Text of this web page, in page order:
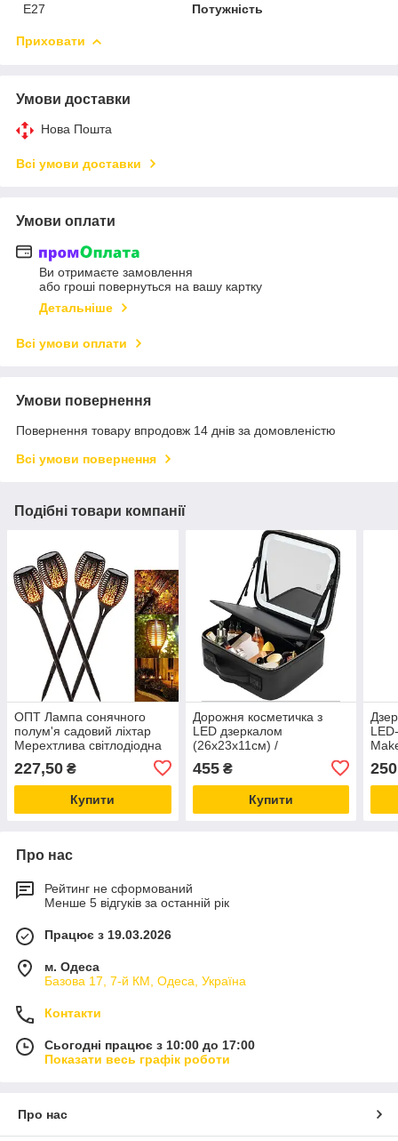
E27
Потужність
Приховати
Умови доставки
Нова Пошта
Всі умови доставки
Умови оплати
Ви отримаєте замовлення
або гроші повернуться на вашу картку
Детальніше
Всі умови оплати
Умови повернення
Повернення товару впродовж 14 днів за домовленістю
Всі умови повернення
Подібні товари компанії
ОПТ Лампа сонячного
полум'я садовий ліхтар
Мерехтлива світлодіодна
лампа для прикраси саду
227,50 ₴
Купити
Дорожня косметичка з
LED дзеркалом
(26х23х11см) /
косметики
455₴
Купити
Про нас
Рейтинг не сформований
Менше 5 відгуків за останній рік
Працює з 19.03.2026
м. Одеса
Базова 17, 7-й КМ, Одеса, Україна
Контакти
Сьогодні працює з 10:00 до 17:00
Показати весь графік роботи
Про нас